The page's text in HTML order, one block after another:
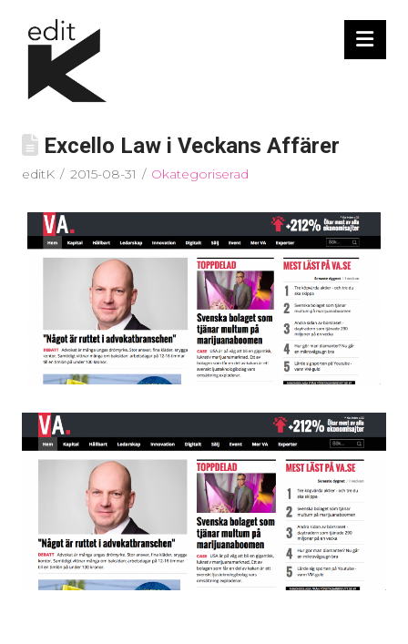
Excello Law i Veckans Affärer
editK 2015-08-31 Okategoriserad